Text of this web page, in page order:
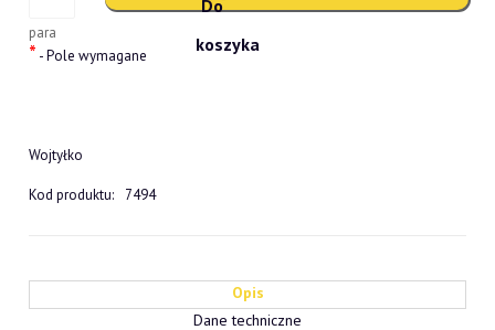
para
* - Pole wymagane
Wojtyłko
Kod produktu: 7494
Opis
Dane techniczne